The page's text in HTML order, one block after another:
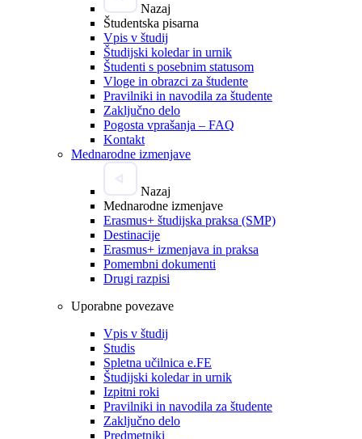
Nazaj
Študentska pisarna
Vpis v študij
Študijski koledar in urnik
Študenti s posebnim statusom
Vloge in obrazci za študente
Pravilniki in navodila za študente
Zaključno delo
Pogosta vprašanja – FAQ
Kontakt
Mednarodne izmenjave
Nazaj
Mednarodne izmenjave
Erasmus+ študijska praksa (SMP)
Destinacije
Erasmus+ izmenjava in praksa
Pomembni dokumenti
Drugi razpisi
Uporabne povezave
Vpis v študij
Studis
Spletna učilnica e.FE
Študijski koledar in urnik
Izpitni roki
Pravilniki in navodila za študente
Zaključno delo
Predmetniki